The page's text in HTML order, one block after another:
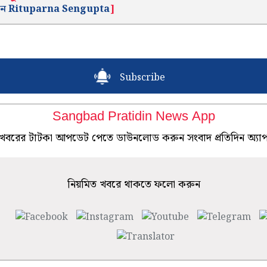
Rituparna Sengupta]
Subscribe
Sangbad Pratidin News App
টাটকা আপডেট পেতে ডাউনলোড করুন সংবাদ প্রতিদিন
নিয়মিত খবরে থাকতে ফলো করুন